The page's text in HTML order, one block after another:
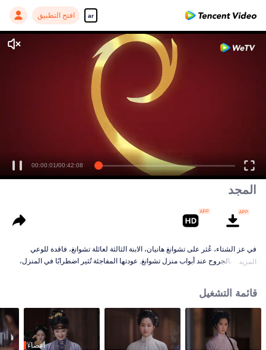
ar افتح التطبيق
00:00:01/00:42:08
المجد
في عز الشتاء، عُثر على تشوانغ هانيان، الابنة الثالثة لعائلة تشوانغ، فاقدة للوعي
ومغطاة بالجروح عند أبواب منزل تشوانغ. عودتها المفاجئة تُثير اضطرابًا في المنزل،
وضحاها واختفاء ابن مُتبنّى غامض، يزداد الخط الفاصل بين الحقيقة والخداع، والخير
والشر، ضبابيةً تحت الأقنعة التي يرتدونها.
المزيد
قائمة التشغيل
أعضاء